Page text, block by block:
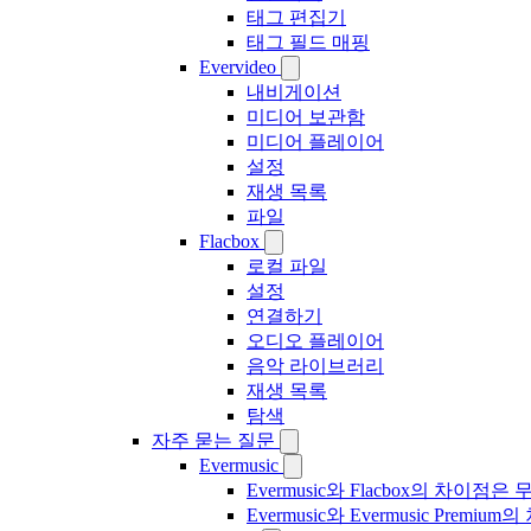
태그 편집기
태그 필드 매핑
Evervideo
내비게이션
미디어 보관함
미디어 플레이어
설정
재생 목록
파일
Flacbox
로컬 파일
설정
연결하기
오디오 플레이어
음악 라이브러리
재생 목록
탐색
자주 묻는 질문
Evermusic
Evermusic와 Flacbox의 차이점은
Evermusic와 Evermusic Premium의